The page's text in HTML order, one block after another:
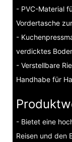
- PVC-Material
Vordertasche
-
verdicktes
- Verstellbare
Handhabe für
- Bietet eine
Reisen und den